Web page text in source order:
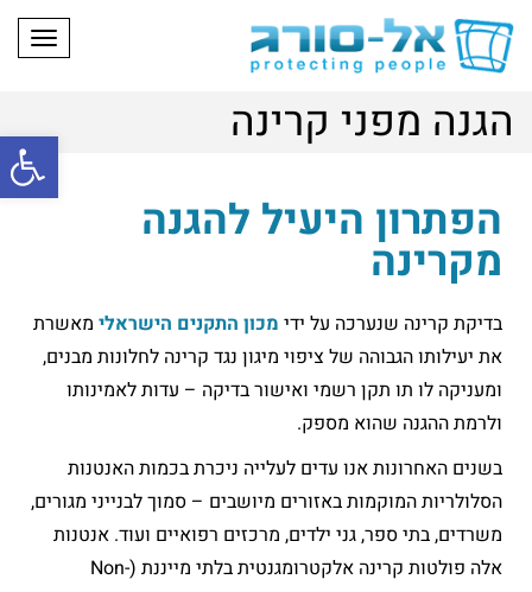
הגנה מפני קרינה
הפתרון היעיל להגנה
מקרינה
בדיקת קרינה שנערכה על ידי מכון התקנים הישראלימאשרת
את יעילותו הגבוהה של ציפוי מיגון נגד קרינה לחלונות מבנים,
ומעניקה לו תו תקן רשמי ואישור בדיקה – עדות לאמינותו
ולרמת ההגנה שהוא מספק.
בשנים האחרונות אנו עדים לעלייה ניכרת בכמות האנטנות
הסלולריות המוקמות באזורים מיושבים – סמוך לבנייני מגורים,
משרדים, בתי ספר, גני ילדים, מרכזים רפואיים ועוד. אנטנות
אלה פולטות קרינה אלקטרומגנטית בלתי מייננת (Non-